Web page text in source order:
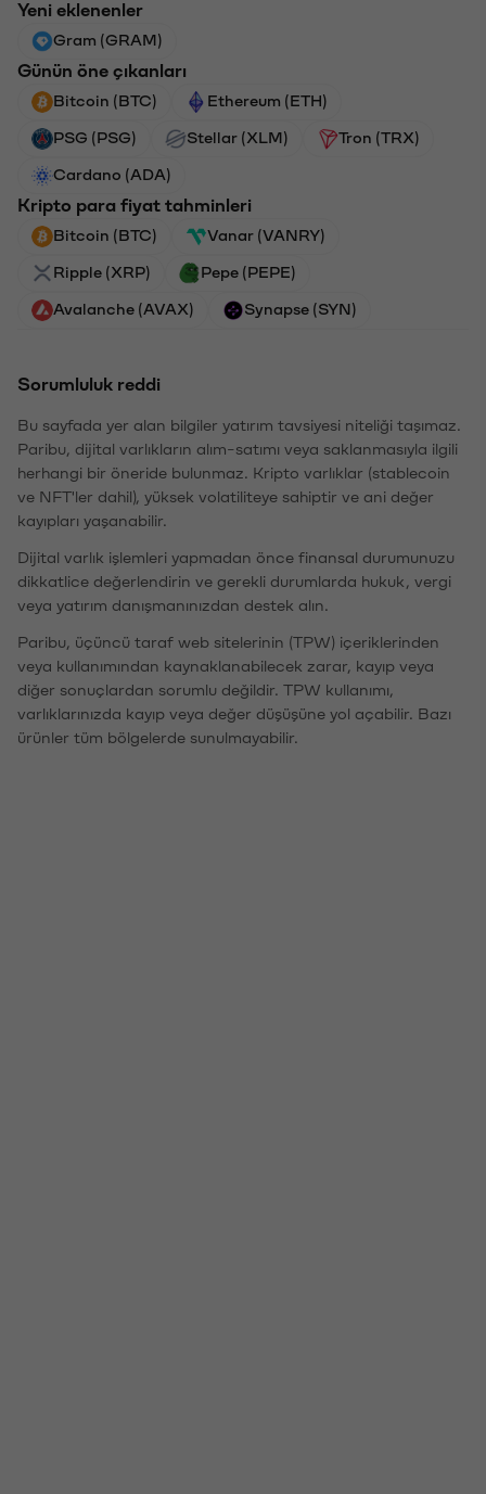
Yeni eklenenler
Gram (GRAM)
Günün öne çıkanları
Bitcoin (BTC) Ethereum (ETH)
PSG (PSG) Stellar (XLM) Tron (TRX)
Cardano (ADA)
Kripto para fiyat tahminleri
Bitcoin (BTC) Vanar (VANRY)
Ripple (XRP) Pepe (PEPE)
Avalanche (AVAX) Synapse (SYN)
Sorumluluk reddi
Bu sayfada yer alan bilgiler yatırım tavsiyesi niteliği taşımaz.
Paribu, dijital varlıkların alım-satımı veya saklanmasıyla ilgili
herhangi bir öneride bulunmaz. Kripto varlıklar (stablecoin
ve NFT'ler dahil), yüksek volatiliteye sahiptir ve ani değer
kayıpları yaşanabilir.
Dijital varlık işlemleri yapmadan önce finansal durumunuzu
dikkatlice değerlendirin ve gerekli durumlarda hukuk, vergi
veya yatırım danışmanınızdan destek alın.
Paribu, üçüncü taraf web sitelerinin (TPW) içeriklerinden
veya kullanımından kaynaklanabilecek zarar, kayıp veya
diğer sonuçlardan sorumlu değildir. TPW kullanımı,
varlıklarınızda kayıp veya değer düşüşüne yol açabilir. Bazı
ürünler tüm bölgelerde sunulmayabilir.